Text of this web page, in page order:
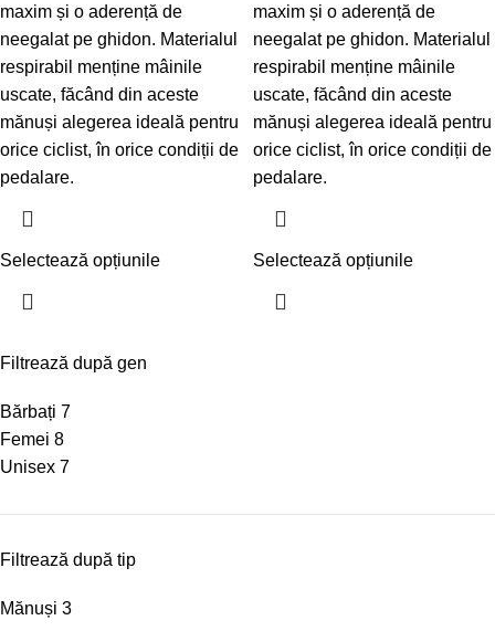
Filtrează după gen
Bărbați 7
Femei 8
Unisex 7
Filtrează după tip
Mănuși 3
maxim și o aderență de
neegalat pe ghidon. Materialul
respirabil menține mâinile
uscate, făcând din aceste
mănuși alegerea ideală pentru
orice ciclist, în orice condiții de
pedalare.
Selectează opțiunile
maxim și o aderență de
neegalat pe ghidon. Materialul
respirabil menține mâinile
uscate, făcând din aceste
mănuși alegerea ideală pentru
orice ciclist, în orice condiții de
pedalare.
Selectează opțiunile